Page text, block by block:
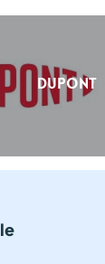
Dupont